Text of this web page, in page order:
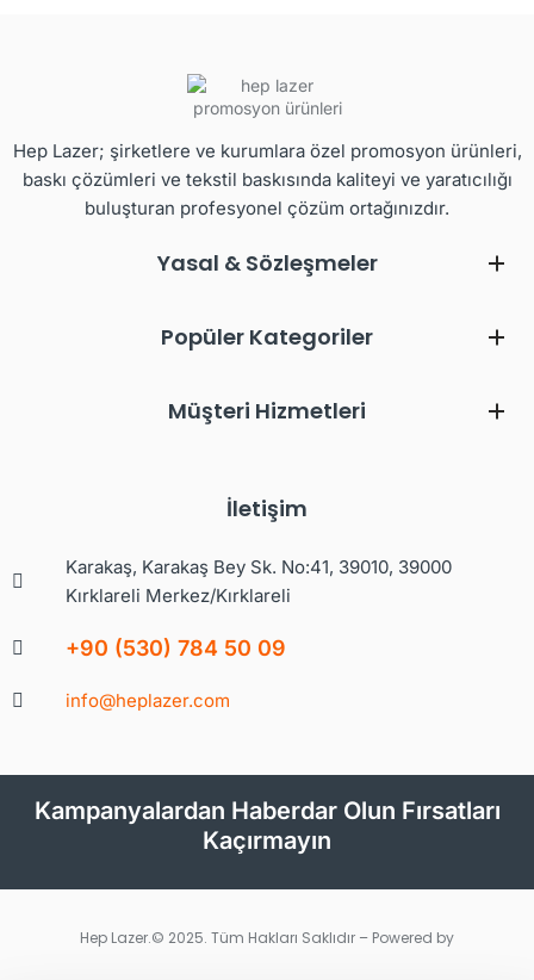
Hep Lazer; şirketlere ve kurumlara özel promosyon ürünleri,
baskı çözümleri ve tekstil baskısında kaliteyi ve yaratıcılığı
buluşturan profesyonel çözüm ortağınızdır.
Yasal & Sözleşmeler
Popüler Kategoriler
Müşteri Hizmetleri
İletişim
Karakaş, Karakaş Bey Sk. No:41, 39010, 39000
Kırklareli Merkez/Kırklareli
+90 (530) 784 50 09
info@heplazer.com
Kampanyalardan Haberdar Olun Fırsatları
Kaçırmayın
Hep Lazer.© 2025. Tüm Hakları Saklıdır – Powered by